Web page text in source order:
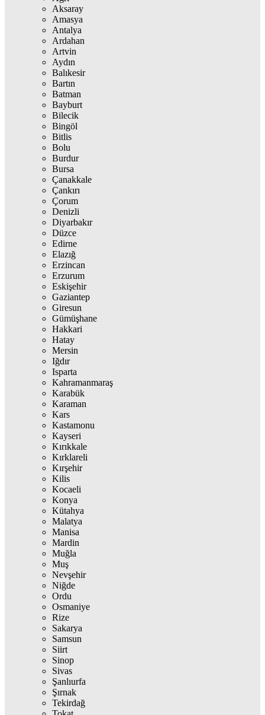
Aksaray
Amasya
Antalya
Ardahan
Artvin
Aydın
Balıkesir
Bartın
Batman
Bayburt
Bilecik
Bingöl
Bitlis
Bolu
Burdur
Bursa
Çanakkale
Çankırı
Çorum
Denizli
Diyarbakır
Düzce
Edirne
Elazığ
Erzincan
Erzurum
Eskişehir
Gaziantep
Giresun
Gümüşhane
Hakkari
Hatay
Mersin
Iğdır
Isparta
Kahramanmaraş
Karabük
Karaman
Kars
Kastamonu
Kayseri
Kırıkkale
Kırklareli
Kırşehir
Kilis
Kocaeli
Konya
Kütahya
Malatya
Manisa
Mardin
Muğla
Muş
Nevşehir
Niğde
Ordu
Osmaniye
Rize
Sakarya
Samsun
Siirt
Sinop
Sivas
Şanlıurfa
Şırnak
Tekirdağ